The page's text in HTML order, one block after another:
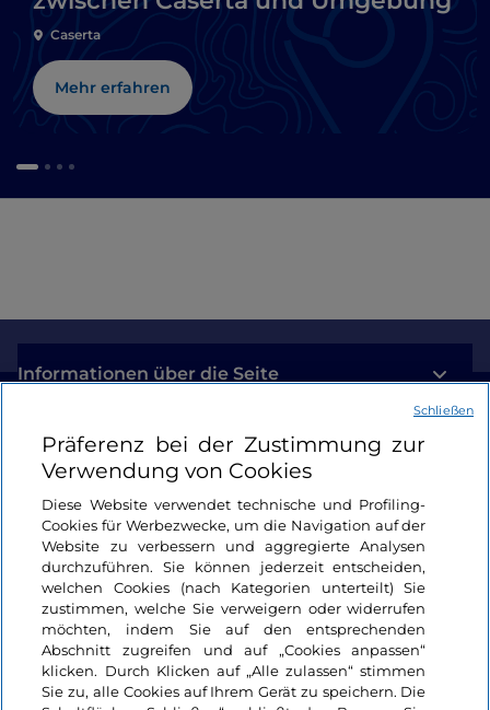
Caserta
Mehr erfahren
Informationen über die Seite
Nützliche Links
Login
Bleiben wir in Kontakt
Präferenz bei der Zustimmung zur
Verwendung von Cookies
Diese Website verwendet technische und Profiling-
Cookies für Werbezwecke, um die Navigation auf der
Website zu verbessern und aggregierte Analysen
durchzuführen. Sie können jederzeit entscheiden,
welchen Cookies (nach Kategorien unterteilt) Sie
zustimmen, welche Sie verweigern oder widerrufen
möchten, indem Sie auf den entsprechenden
Abschnitt zugreifen und auf „Cookies anpassen“
klicken. Durch Klicken auf „Alle zulassen“ stimmen
Sie zu, alle Cookies auf Ihrem Gerät zu speichern. Die
Schließen